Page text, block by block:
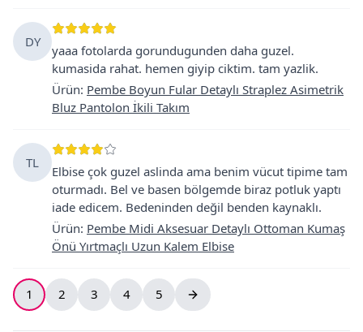
DY
yaaa fotolarda gorundugunden daha guzel.
kumasida rahat. hemen giyip ciktim. tam yazlik.
Ürün: Pembe Boyun Fular Detaylı Straplez Asimetrik
Bluz Pantolon İkili Takım
TL
Elbise çok guzel aslinda ama benim vücut tipime tam
oturmadı. Bel ve basen bölgemde biraz potluk yaptı
iade edicem. Bedeninden değil benden kaynaklı.
Ürün: Pembe Midi Aksesuar Detaylı Ottoman Kumaş
Önü Yırtmaçlı Uzun Kalem Elbise
1 2 3 4 5